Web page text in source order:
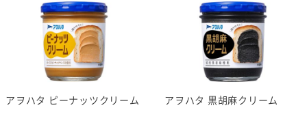
アヲハタ ピーナッツクリーム アヲハタ 黒胡麻クリーム